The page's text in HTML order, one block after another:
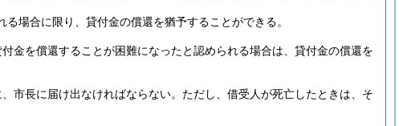
場合に限り、貸付金の償還を猶予することができる。
金を償還することが困難になったと認められる場合は、貸付金の償還を
市長に届け出なければならない。 ただし、借受人が死亡したときは、そ